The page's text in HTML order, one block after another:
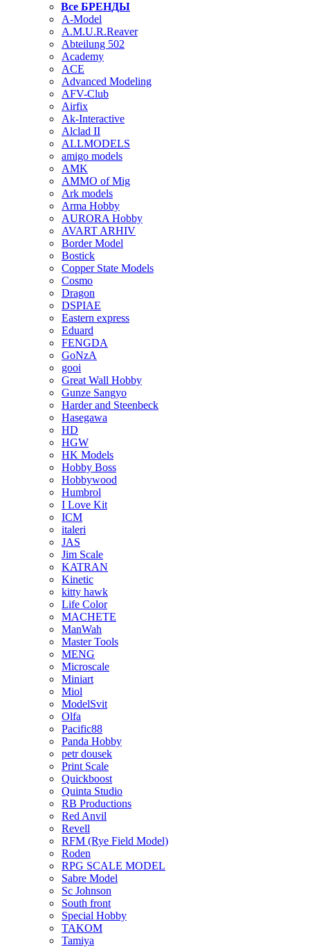
Все БРЕНДЫ
A-Model
A.M.U.R.Reaver
Abteilung 502
Academy
ACE
Advanced Modeling
AFV-Club
Airfix
Ak-Interactive
Alclad II
ALLMODELS
amigo models
AMK
AMMO of Mig
Ark models
Arma Hobby
AURORA Hobby
AVART ARHIV
Border Model
Bostick
Copper State Models
Cosmo
Dragon
DSPIAE
Eastern express
Eduard
FENGDA
GoNzA
gooi
Great Wall Hobby
Gunze Sangyo
Harder and Steenbeck
Hasegawa
HD
HGW
HK Models
Hobby Boss
Hobbywood
Humbrol
I Love Kit
ICM
italeri
JAS
Jim Scale
KATRAN
Kinetic
kitty hawk
Life Color
MACHETE
ManWah
Master Tools
MENG
Microscale
Miniart
Miol
ModelSvit
Olfa
Pacific88
Panda Hobby
petr dousek
Print Scale
Quickboost
Quinta Studio
RB Productions
Red Anvil
Revell
RFM (Rye Field Model)
Roden
RPG SCALE MODEL
Sabre Model
Sc Johnson
South front
Special Hobby
TAKOM
Tamiya